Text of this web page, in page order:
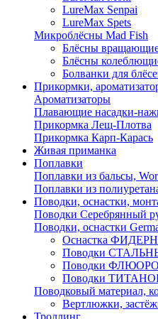
LureMax Senpai
LureMax Spets
Микроблёсны Mad Fish
Блёсны
Блёсны
Болванки для
Прикормки,
Ароматизаторы
Плавающие насадки-
Прикормка Лещ-Плотва
Прикормка Карп-Карась
Живая приманка
Поплавки
Поплавки из бальсы,
Поплавки из
Поводки, оснастки,
Поводки Серебрянный
Поводки, оснастки
Оснастка
Поводки
Поводки
Поводки
Поводковый материал,
Вертлюжки,
Троллинг